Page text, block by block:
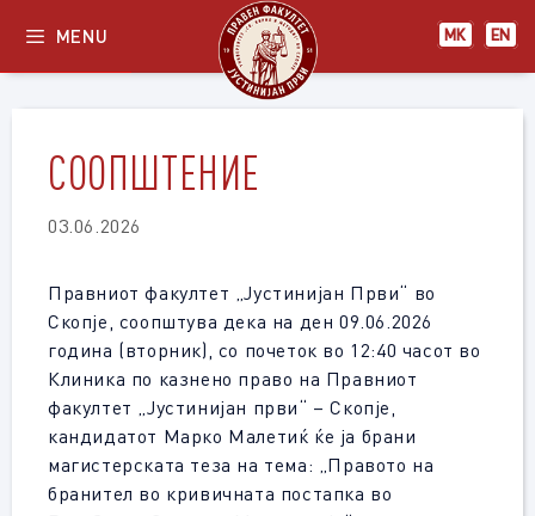
content
МК EN
MENU
СООПШТЕНИЕ
03.06.2026
Правниот факултет „Јустинијан Први“ во
Скопје, соопштува дека на ден 09.06.2026
година (вторник), со почеток во 12:40 часот во
Клиника по казнено право на Правниот
факултет „Јустинијан први“ – Скопје,
кандидатот Марко Малетиќ ќе ја брани
магистерската теза на тема: „Правото на
бранител во кривичната постапка во